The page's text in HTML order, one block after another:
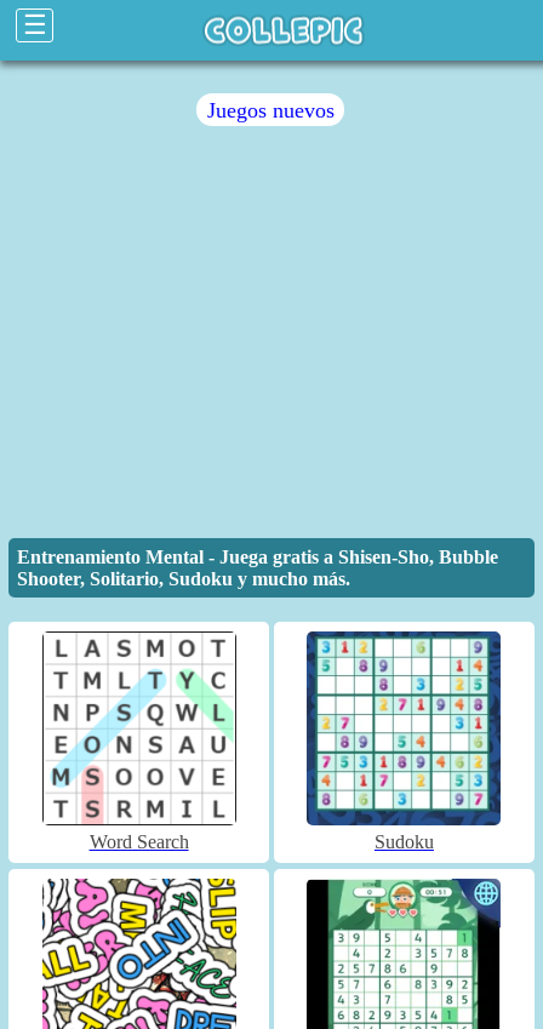
☰
Juegos nuevos
Entrenamiento Mental - Juega gratis a Shisen-Sho, Bubble
Shooter, Solitario, Sudoku y mucho más.
Word Search Sudoku